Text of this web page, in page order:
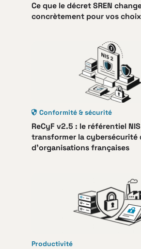
Ce que le décret SREN
concrètement pour vos
Conformité & sécurité
ReCyF v2.5 : le référentiel
transformer la cybersécurité
d’organisations françaises
Productivité